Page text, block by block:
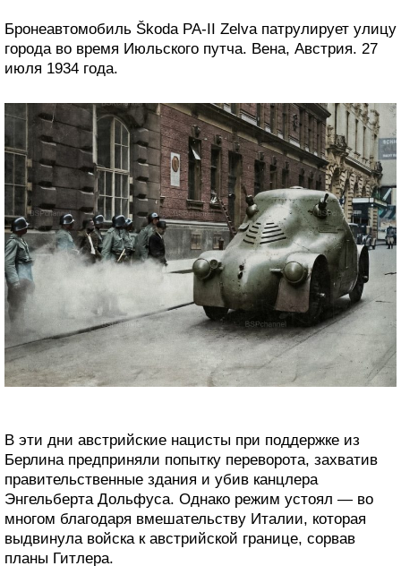
Бронеавтомобиль Škoda PA-II Zelva патрулирует улицу
города во время Июльского путча. Вена, Австрия. 27
июля 1934 года.
В эти дни австрийские нацисты при поддержке из
Берлина предприняли попытку переворота, захватив
правительственные здания и убив канцлера
Энгельберта Дольфуса. Однако режим устоял — во
многом благодаря вмешательству Италии, которая
выдвинула войска к австрийской границе, сорвав
планы Гитлера.